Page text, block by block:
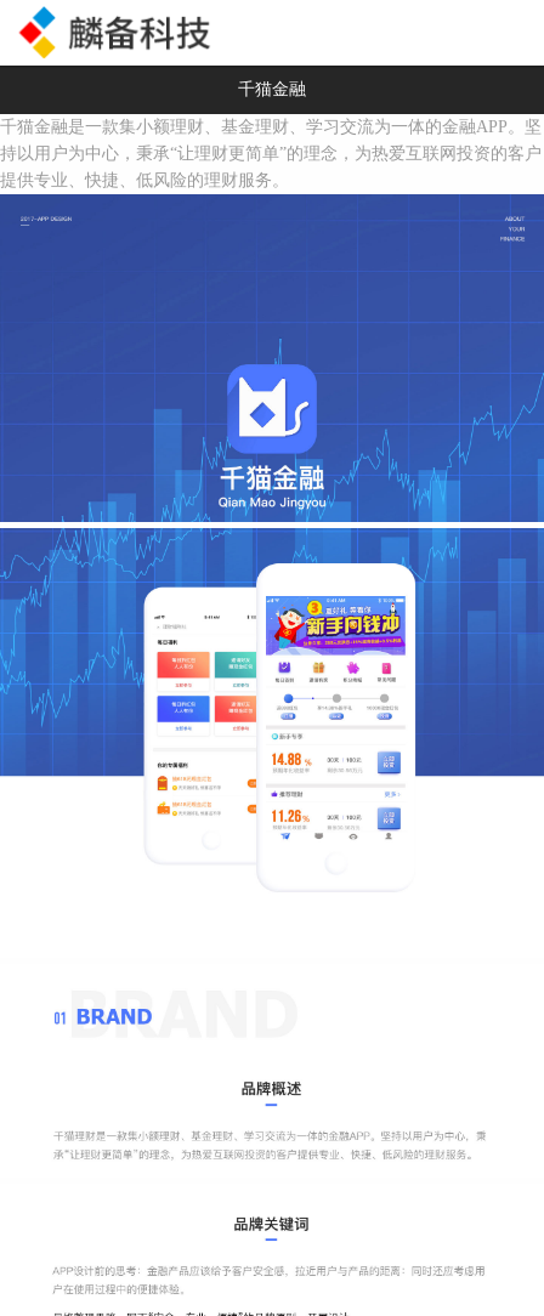
千猫金融
千猫金融是一款集小额理财、基金理财、学习交流为一体的金融APP。坚
持以用户为中心，秉承“让理财更简单”的理念，为热爱互联网投资的客户
提供专业、快捷、低风险的理财服务。